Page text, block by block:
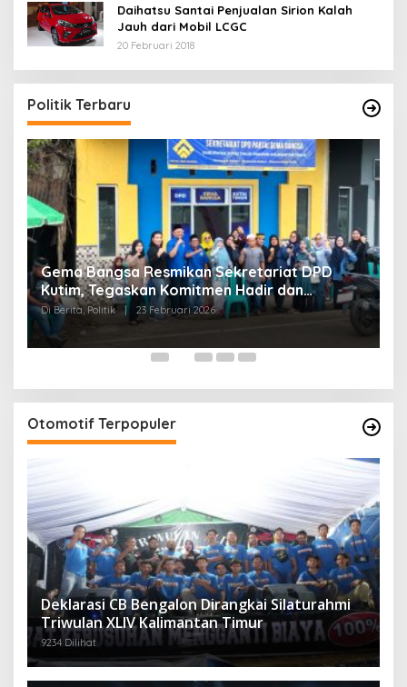
Daihatsu Santai Penjualan Sirion Kalah
Jauh dari Mobil LCGC
20 Februari 2018
Politik Terbaru
Gema Bangsa Resmikan Sekretariat DPD
Kutim, Tegaskan Komitmen Hadir dan
Mengabdi untuk Rakyat
Di Berita, Politik 23 Februari 2026
Otomotif Terpopuler
Deklarasi CB Bengalon Dirangkai Silaturahmi
Triwulan XLIV Kalimantan Timur
9234 Dilihat